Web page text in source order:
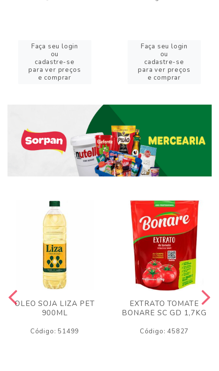
Faça seu login
ou
cadastre-se
para ver preços
e comprar
Faça seu login
ou
cadastre-se
para ver preços
e comprar
OLEO SOJA LIZA PET
900ML
Código: 51499
EXTRATO TOMATE
BONARE SC GD 1,7KG
Código: 45827